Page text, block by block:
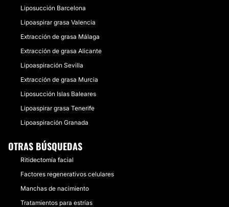
Liposucción Barcelona
Lipoaspirar grasa Valencia
Extracción de grasa Málaga
Extracción de grasa Alicante
Lipoaspiración Sevilla
Extracción de grasa Murcia
Liposucción Islas Baleares
Lipoaspirar grasa Tenerife
Lipoaspiración Granada
OTRAS BÚSQUEDAS
Ritidectomía facial
Factores regenerativos celulares
Manchas de nacimiento
Tratamientos para estrías